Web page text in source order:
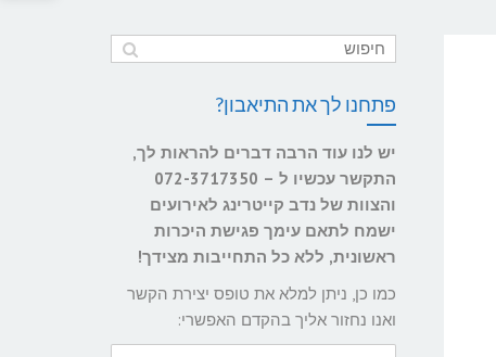
פתחנו לך את התיאבון?
יש לנו עוד הרבה דברים להראות לך,
התקשר עכשיו ל – 072-3717350
והצוות של נדב קייטרינג לאירועים
ישמח לתאם עימך פגישת היכרות
ראשונית, ללא כל התחייבות מצידך!
כמו כן, ניתן למלא את טופס יצירת הקשר
ואנו נחזור אליך בהקדם האפשרי:
שם